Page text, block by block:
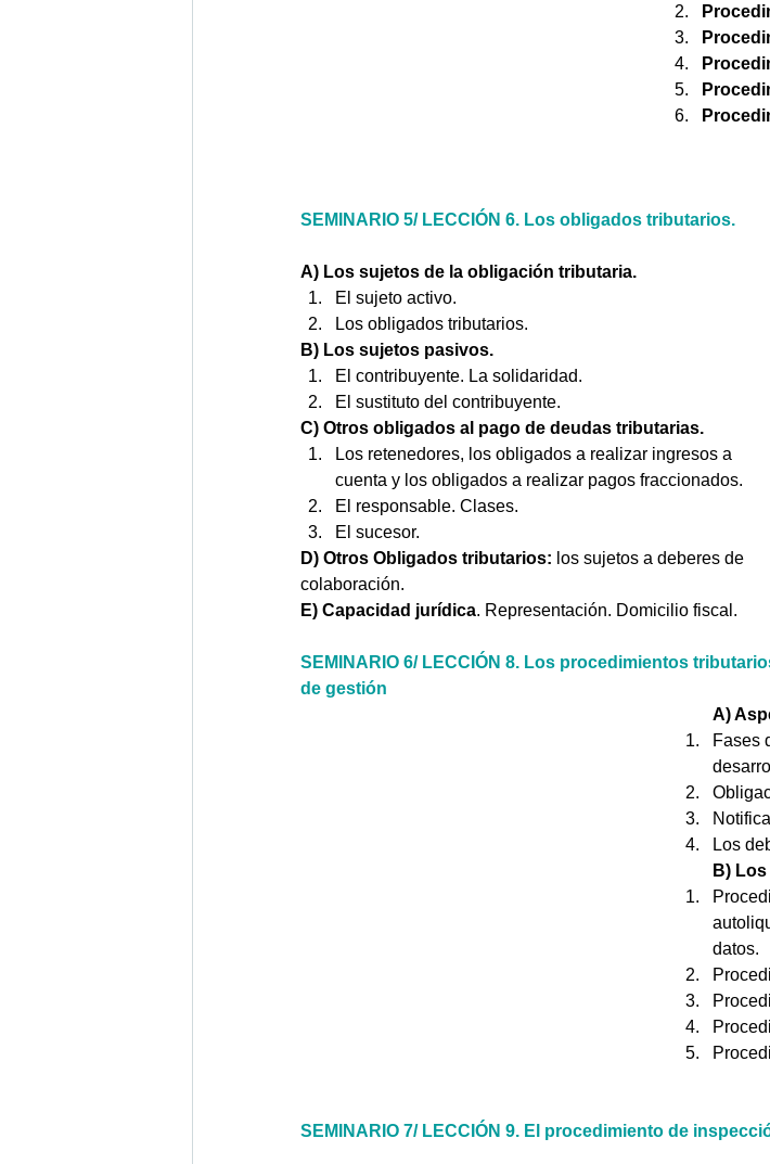
SEMINARIO 5/ LECCIÓN 6. Los obligados tributarios.
A) Los sujetos de la obligación tributaria.
El sujeto activo.
Los obligados tributarios.
B) Los sujetos pasivos.
El contribuyente. La solidaridad.
El sustituto del contribuyente.
C) Otros obligados al pago de deudas tributarias.
Los retenedores, los obligados a realizar ingresos a
cuenta y los obligados a realizar pagos fraccionados.
El responsable. Clases.
El sucesor.
D) Otros Obligados tributarios: los sujetos a deberes de
colaboración.
E) Capacidad jurídica. Representación. Domicilio fiscal.
SEMINARIO 6/ LECCIÓN 8. Los procedimientos
de gestión
A)
Fases
Los
B)
datos.
SEMINARIO 7/ LECCIÓN 9. El procedimiento de